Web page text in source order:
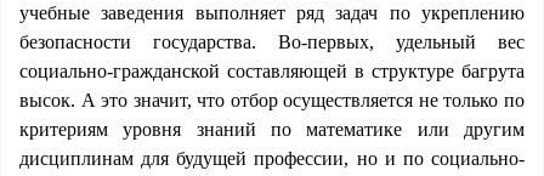
учебные заведения выполняет ряд задач по укреплению
безопасности государства. Во-первых, удельный вес
социально-гражданской составляющей в структуре багрута
высок. А это значит, что отбор осуществляется не только по
критериям уровня знаний по математике или другим
дисциплинам для будущей профессии, но и по социально-